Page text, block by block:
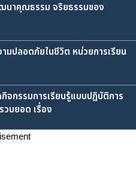
ฒนาคุณธรรม จริยธรรมของ
มปลอดภัยในชีวิต หน่วยการเรียน
จกรรมการเรียนรู้แบบปฏิบัติการ
บยอด เรื่อง